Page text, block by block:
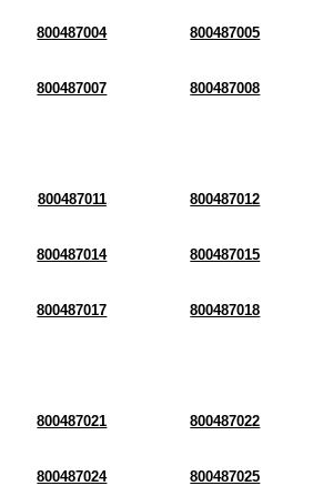
800487004 800487005
800487007 800487008
800487011 800487012
800487014 800487015
800487017 800487018
800487021 800487022
800487024 800487025